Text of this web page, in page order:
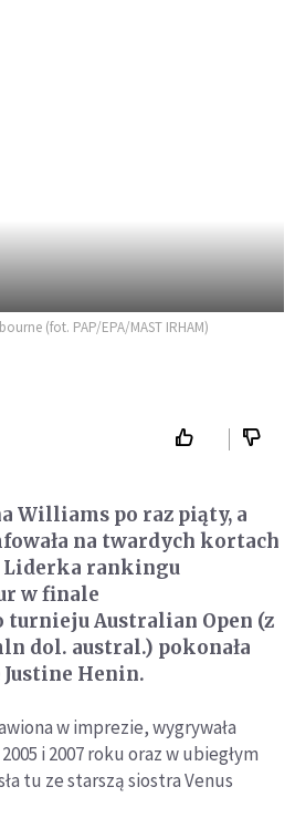
(fot. PAP/EPA/MAST IRHAM)
Williams po raz piąty, a
na twardych kortach
Liderka rankingu
w finale
Australian Open (z
dol. austral.) pokonała
Justine Henin.
w imprezie, wygrywała
i 2007 roku oraz w ubiegłym
tu ze starszą siostra Venus